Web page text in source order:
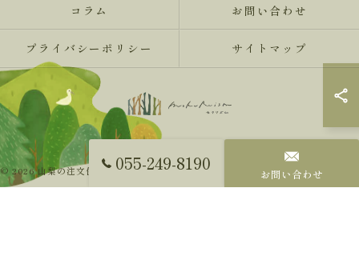
055-249-8190 お問い合わせ
コラム お問い合わせ
プライバシーポリシー サイトマップ
© 2026 山梨の注文住宅ならMokureismモクリズム ALL RIGHTS RESERVED.